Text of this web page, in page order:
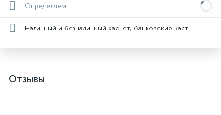
Определяем...
Наличный и безналичный расчет, банковские карты
Отзывы